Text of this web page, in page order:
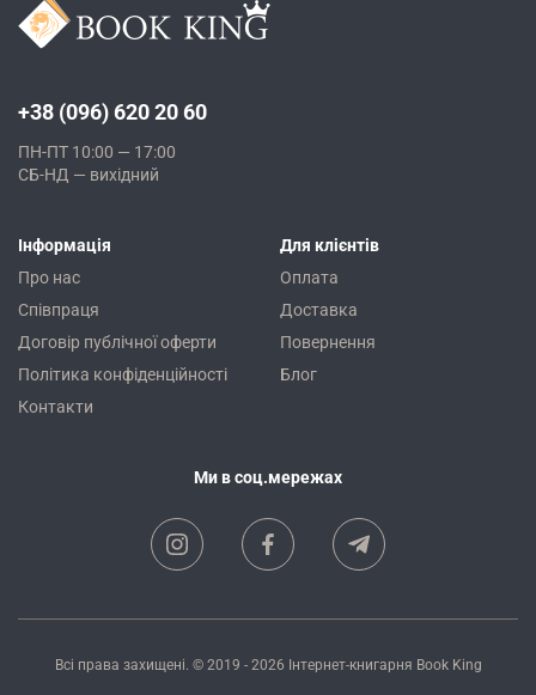
+38 (096) 620 20 60
ПН-ПТ 10:00 — 17:00
СБ-НД — вихідний
Інформація
Про нас
Співпраця
Договір публічної оферти
Політика конфіденційності
Контакти
Для клієнтів
Оплата
Доставка
Повернення
Блог
Ми в соц.мережах
Всі права захищені. © 2019 - 2026 Інтернет-книгарня Book King